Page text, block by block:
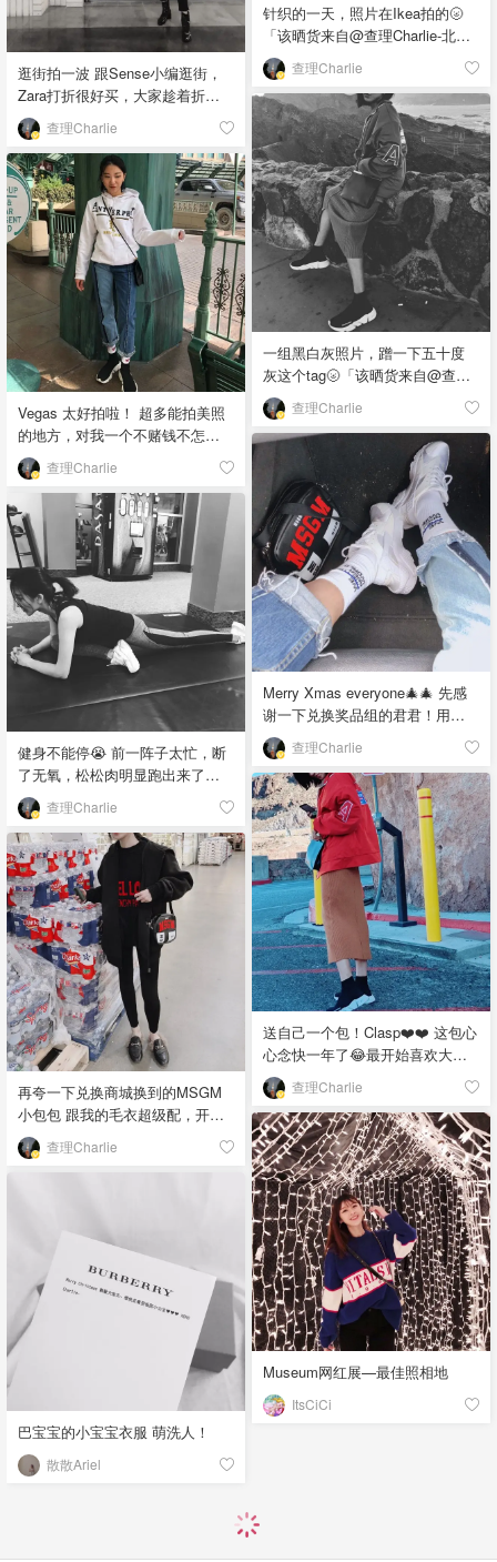
针织的一天，照片在Ikea拍的🌝
「该晒货来自@查理Charlie-北美
省钱快报，版权归原作者所有」
查理Charlie
逛街拍一波 跟Sense小编逛街，
Zara打折很好买，大家趁着折扣
结束前买起来。 一身都是
stylenanda，帽子🧢又是万能的大
淘宝，最近特别喜欢淘宝买东西
忘寄过来，便宜！很多衣服拍几
次照就不再想穿了，淘宝穿一季
就扔不心疼👯‍♀️买上瘾🤗「该晒货
来自@查理Charlie-北美省钱快
报，版权归原作者所有」
查理Charlie
一组黑白灰照片，蹭一下五十度
灰这个tag🌝「该晒货来自@查理
Charlie-北美省钱快报，版权归原
作者所有」
查理Charlie
Vegas 太好拍啦！ 超多能拍美照
的地方，对我一个不赌钱不怎么
吃东西的人来说Vegas就是逛街跟
拍照吧？ 请忽略我的脏鞋...去了
羚羊谷🤪 衣服：王源同款（总算
追上了偶像的步伐）Ssense灰
色、红色还在打折！快去买 裤子
👖：超爱！拼接！「该晒货来自
@查理Charlie-北美省钱快报，版
权归原作者所有」
查理Charlie
Merry Xmas everyone🎄🎄 先感
谢一下兑换奖品组的君君！用
3000分秒换到MSGM的小包包，
超级好看还很能装，红红的适合
圣诞节。 红色的格子大衣来自
Isabel marant，每年12月的时候
都把它拿出来穿🤪&喜欢这顶圣诞
树绿帽子🌚「该晒货来自@查理
Charlie-北美省钱快报，版权归原
作者所有」
查理Charlie
健身不能停😭 前一阵子太忙，断
了无氧，松松肉明显跑出来了😂
赶紧练一波 有氧和无氧的关系太
多资料太多人说过了，不要担心
变成金刚Barbie，几乎是不可能的
事儿，身材线条主要还是靠无氧
「该晒货来自@查理Charlie-北美
省钱快报，版权归原作者所有」
查理Charlie
送自己一个包！Clasp❤️❤️ 这包心
心念快一年了😂最开始喜欢大的
（像公文包那款）但去试了下，
对矮个子女生太不友好了，拿着
有点蠢，小号又没有那么喜欢。
今天再试了一下感觉小号很好
搭，刚好又缺小包。果断剁手
🙆🏻🙆🏻 皮质-羊皮，超级软滑，
希望我会爱惜它不要刮花😔 图3⃣️
放上官方图给大家参考「该晒货
来自@查理Charlie-北美省钱快
报，版权归原作者所有」
查理Charlie
再夸一下兑换商城换到的MSGM
小包包 跟我的毛衣超级配，开
熏！ 12月最爱的包给它！ 去超市
买菜拍几张赚赚金币接着抽奖🌚
查理Charlie
Museum网红展—最佳照相地
ItsCiCi
巴宝宝的小宝宝衣服 萌洗人！
散散Ariel